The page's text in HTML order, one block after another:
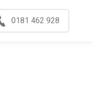
0181 462 928